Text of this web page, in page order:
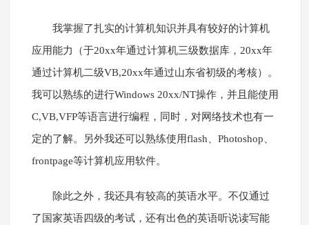
我掌握了扎实的计算机知识并具有较好的计算机
应用能力（于20xx年通过计算机三级数据库，20xx年
通过计算机二级VB,20xx年通过山东省初级的考核）。
我可以熟练的进行Windows 20xx/NT操作，并且能使用
C,VB,VFP等语言进行编程，同时，对网络技术也有一
定的了解。另外我还可以熟练使用flash、Photoshop、
frontpage等计算机应用软件。
除此之外，我还具有较高的英语水平。不仅通过
了国家英语四级的考试，还有出色的英语听说读写能